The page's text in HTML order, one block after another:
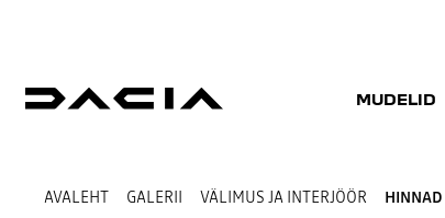
MUDELID
AVALEHT GALERII VÄLIMUS JA INTERJÖÖR HINNAD